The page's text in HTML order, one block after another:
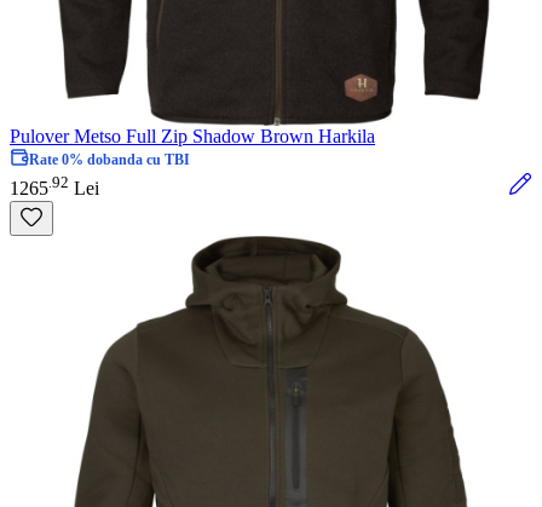
Pulover Metso Full Zip Shadow Brown Harkila
Rate 0% dobanda cu TBI
1265 92 Lei